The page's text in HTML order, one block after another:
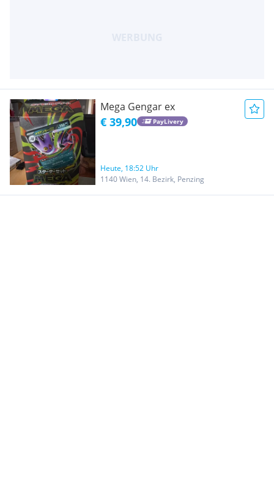
Mega Gengar ex
€ 39,90 PayLivery
Heute, 18:52 Uhr
1140 Wien, 14. Bezirk, Penzing